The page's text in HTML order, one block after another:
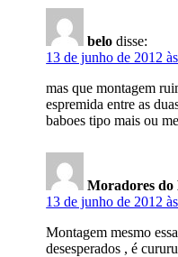
belo disse:
13 de junho de 2012
mas que montagem
espremida entre as
baboes tipo mais ou
Moradores
13 de junho de 2012
Montagem mesmo
desesperados , é